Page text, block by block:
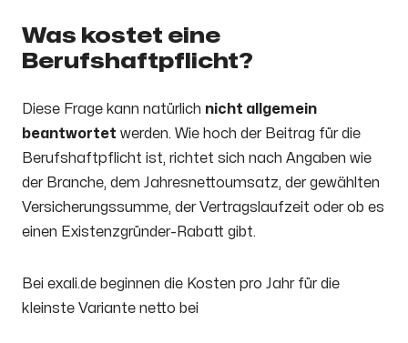
Was kostet eine
Berufshaftpflicht?
Diese Frage kann natürlich nicht allgemein
beantwortet werden. Wie hoch der Beitrag für die
Berufshaftpflicht ist, richtet sich nach Angaben wie
der Branche, dem Jahresnettoumsatz, der gewählten
Versicherungssumme, der Vertragslaufzeit oder ob es
einen Existenzgründer-Rabatt gibt.
Bei exali.de beginnen die Kosten pro Jahr für die
kleinste Variante netto bei